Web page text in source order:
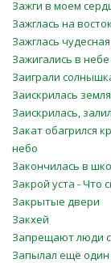
Зажги в моем
Зажглась на
Зажглась
Зажигались в
Заиграли
Заискрилась
Заискрилась,
Закат обагрился
небо
Закончилась в
Закрой уста - Что
Закрытые двери
Закхей
Запрещают люди
Запылал ещё один